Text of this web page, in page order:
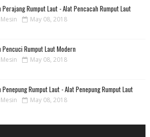
Perajang Rumput Laut - Alat Pencacah Rumput Laut
May 08, 2018
Pencuci Rumput Laut Modern
May 08, 2018
Penepung Rumput Laut - Alat Penepung Rumput Laut
May 08, 2018